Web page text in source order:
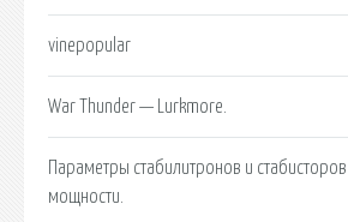
vinepopular
War Thunder — Lurkmore.
Параметры стабилитронов и
мощности.